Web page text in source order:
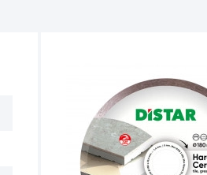
ci sono tracce d'uso.